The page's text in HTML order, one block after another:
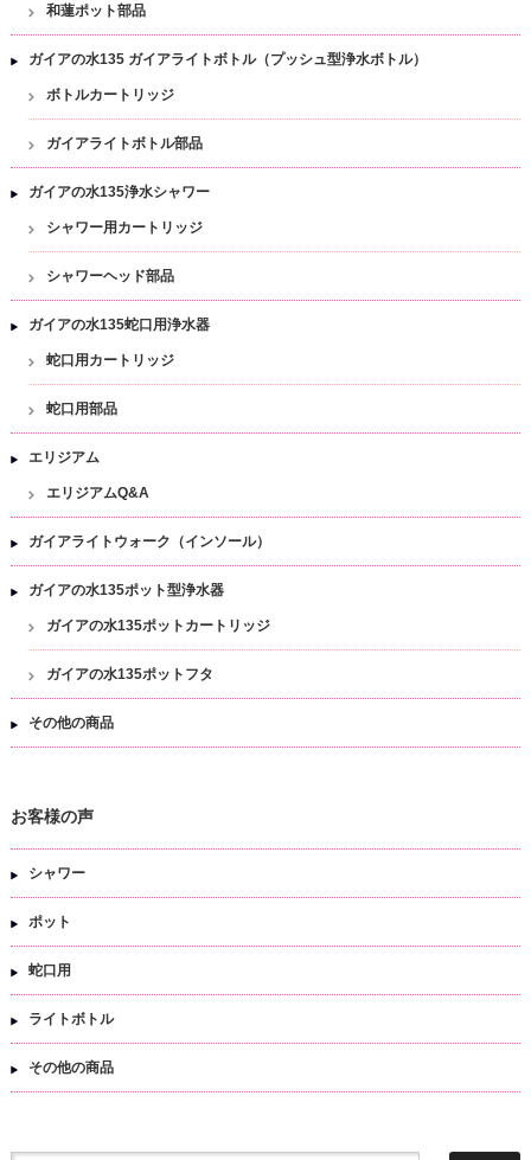
和蓮ポット部品
ガイアの水135 ガイアライトボトル（プッシュ型浄水ボトル）
ボトルカートリッジ
ガイアライトボトル部品
ガイアの水135浄水シャワー
シャワー用カートリッジ
シャワーヘッド部品
ガイアの水135蛇口用浄水器
蛇口用カートリッジ
蛇口用部品
エリジアム
エリジアムQ&A
ガイアライトウォーク（インソール）
ガイアの水135ポット型浄水器
ガイアの水135ポットカートリッジ
ガイアの水135ポットフタ
その他の商品
お客様の声
シャワー
ポット
蛇口用
ライトボトル
その他の商品